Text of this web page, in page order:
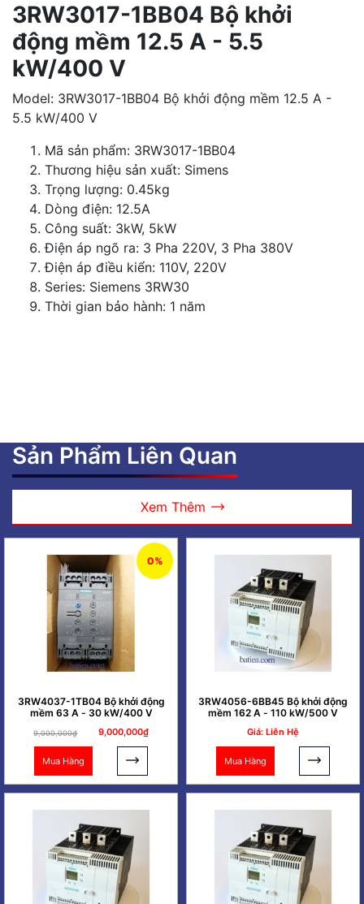
3RW3017-1BB04 Bộ khởi
động mềm 12.5 A - 5.5
kW/400 V
Model: 3RW3017-1BB04 Bộ khởi động mềm 12.5 A -
5.5 kW/400 V
Mã sản phẩm: 3RW3017-1BB04
Thương hiệu sản xuất: Simens
Trọng lượng: 0.45kg
Dòng điện: 12.5A
Công suất: 3kW, 5kW
Điện áp ngõ ra: 3 Pha 220V, 3 Pha 380V
Điện áp điều kiển: 110V, 220V
Series: Siemens 3RW30
Thời gian bảo hành: 1 năm
Sản Phẩm Liên Quan
Xem Thêm
0%
3RW4037-1TB04 Bộ khởi động
mềm 63 A - 30 kW/400 V
9,000,000₫ 9,000,000₫
Mua Hàng
3RW4056-6BB45 Bộ khởi động
mềm 162 A - 110 kW/500 V
Giá: Liên Hệ
Mua Hàng